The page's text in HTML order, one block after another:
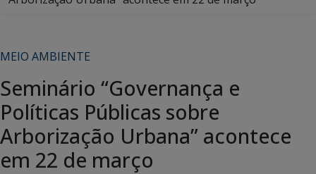
MEIO AMBIENTE
Seminário “Governança e
Políticas Públicas sobre
Arborização Urbana” acontece
em 22 de março